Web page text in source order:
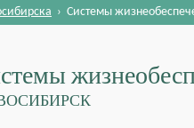
› Системы